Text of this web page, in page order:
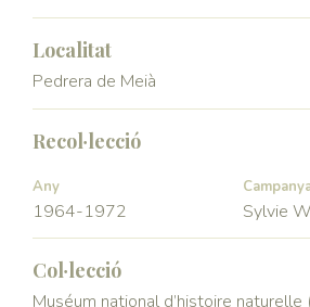
Localitat
Pedrera de Meià
Recol·lecció
Any
1964-1972 Sylvie
Col·lecció
Muséum national d’histoire naturelle